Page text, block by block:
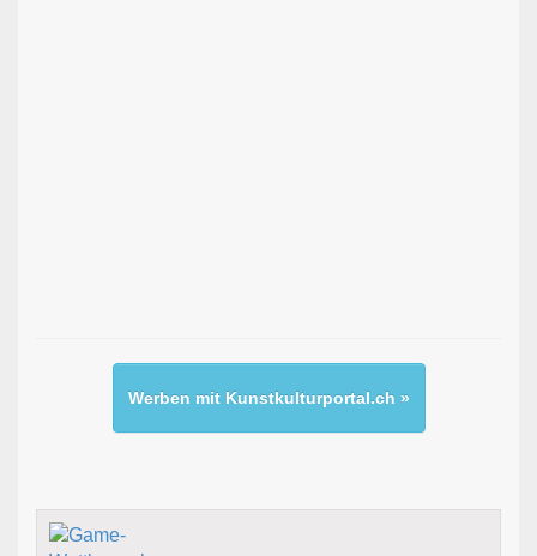
Werben mit Kunstkulturportal.ch »